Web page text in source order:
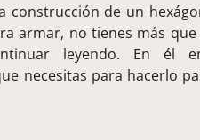
construcción de un
armar, no tienes más
leyendo. En él
necesitas para hacerlo